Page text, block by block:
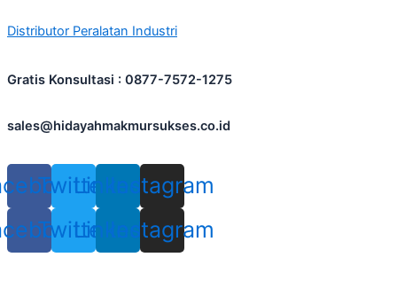
to
Distributor Peralatan Industri
Gratis Konsultasi : 0877-7572-1275
sales@hidayahmakmursukses.co.id
TwitterLinkedin
Instagram
TwitterLinkedin
Instagram
bradley
ControlLogix
Controller